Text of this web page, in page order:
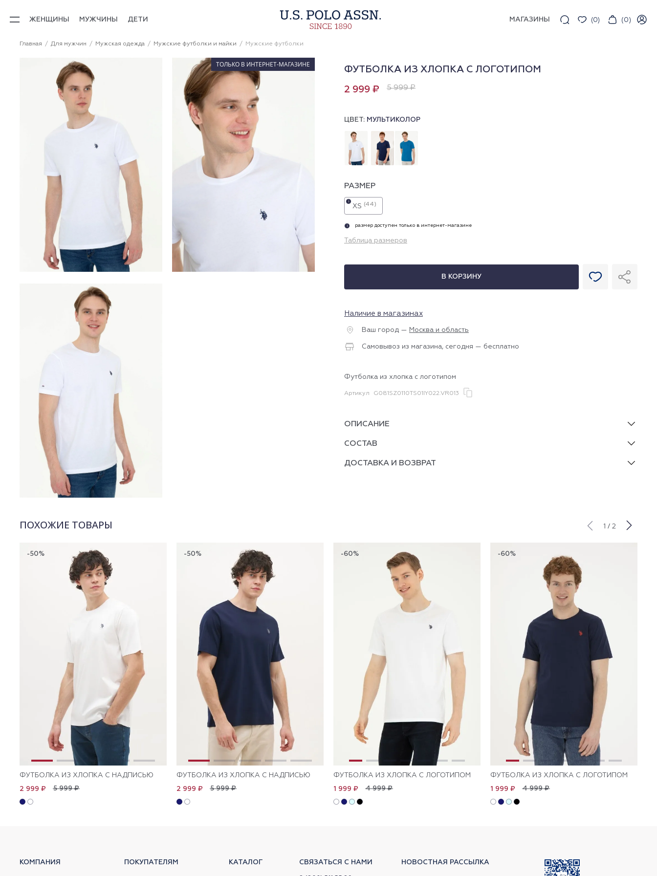
ЖЕНЩИНЫ МУЖЧИНЫ ДЕТИ МАГАЗИНЫ (0) (0)
Главная Для мужчин Мужская одежда Мужские футболки и майки Мужские футболки
ТОЛЬКО В ИНТЕРНЕТ-МАГАЗИНЕ
ФУТБОЛКА ИЗ ХЛОПКА С ЛОГОТИПОМ
2 999 ₽ 5 999 ₽
ЦВЕТ: МУЛЬТИКОЛОР
РАЗМЕР
XS (44)
i
i размер доступен только в интернет-магазине
Таблица размеров
В КОРЗИНУ
Наличие в магазинах
Ваш город — Москва и область
Самовывоз из магазина, сегодня — бесплатно
Футболка из хлопка с логотипом
Артикул G081SZ0110TS01IY022.VR013
ОПИСАНИЕ
СОСТАВ
ДОСТАВКА И ВОЗВРАТ
ПОХОЖИЕ ТОВАРЫ 1 / 2
-50%
ФУТБОЛКА ИЗ ХЛОПКА С НАДПИСЬЮ
5 999 ₽
2 999 ₽
-50%
ФУТБОЛКА ИЗ ХЛОПКА С НАДПИСЬЮ
5 999 ₽
2 999 ₽
-60%
ФУТБОЛКА ИЗ ХЛОПКА С ЛОГОТИПОМ
4 999 ₽
1 999 ₽
-60%
ФУТБОЛКА ИЗ ХЛОПКА С ЛОГОТИПОМ
4 999 ₽
1 999 ₽
КОМПАНИЯ ПОКУПАТЕЛЯМ КАТАЛОГ СВЯЗАТЬСЯ С НАМИ НОВОСТНАЯ РАССЫЛКА